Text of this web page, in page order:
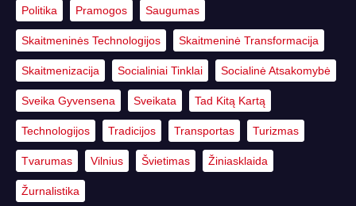
Politika Pramogos Saugumas
Skaitmeninės Technologijos Skaitmeninė Transformacija
Skaitmenizacija Socialiniai Tinklai Socialinė Atsakomybė
Sveika Gyvensena Sveikata Tad Kitą Kartą
Technologijos Tradicijos Transportas Turizmas
Tvarumas Vilnius Švietimas Žiniasklaida
Žurnalistika